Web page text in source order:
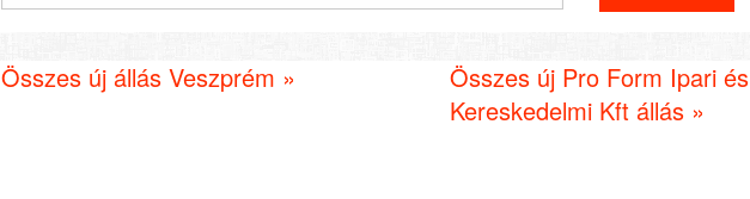
Összes új állás Veszprém »
Összes új Pro Form Ipari és
Kereskedelmi Kft állás »